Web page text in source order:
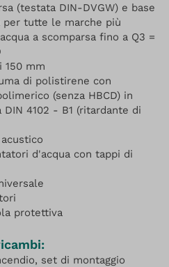
(testata DIN-DVGW) e base
per tutte le marche più
a scomparsa fino a Q3 =
150 mm
di polistirene con
(senza HBCD) in
4102 - B1 (ritardante di
d'acqua con tappi di
protettiva
set di montaggio